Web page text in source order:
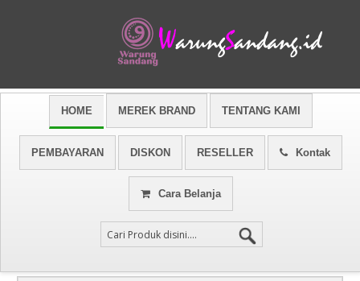
HOME MEREK BRAND TENTANG KAMI
PEMBAYARAN DISKON RESELLER Kontak
Cara Belanja